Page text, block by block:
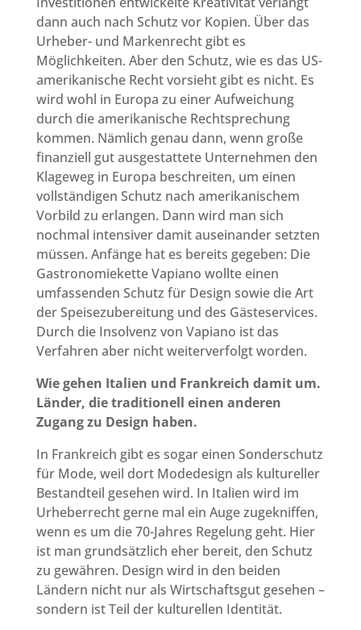
dann auch nach Schutz vor Kopien. Über das
Urheber- und Markenrecht gibt es
Möglichkeiten. Aber den Schutz, wie es das US-
amerikanische Recht vorsieht gibt es nicht. Es
wird wohl in Europa zu einer Aufweichung
durch die amerikanische Rechtsprechung
kommen. Nämlich genau dann, wenn große
finanziell gut ausgestattete Unternehmen den
Klageweg in Europa beschreiten, um einen
vollständigen Schutz nach amerikanischem
Vorbild zu erlangen. Dann wird man sich
nochmal intensiver damit auseinander setzten
müssen. Anfänge hat es bereits gegeben: Die
Gastronomiekette Vapiano wollte einen
umfassenden Schutz für Design sowie die Art
der Speisezubereitung und des Gästeservices.
Durch die Insolvenz von Vapiano ist das
Verfahren aber nicht weiterverfolgt worden.
Wie gehen Italien und Frankreich damit um.
Länder, die traditionell einen anderen
Zugang zu Design haben.
In Frankreich gibt es sogar einen Sonderschutz
für Mode, weil dort Modedesign als kultureller
Bestandteil gesehen wird. In Italien wird im
Urheberrecht gerne mal ein Auge zugekniffen,
wenn es um die 70-Jahres Regelung geht. Hier
ist man grundsätzlich eher bereit, den Schutz
zu gewähren. Design wird in den beiden
Ländern nicht nur als Wirtschaftsgut gesehen –
sondern ist Teil der kulturellen Identität.